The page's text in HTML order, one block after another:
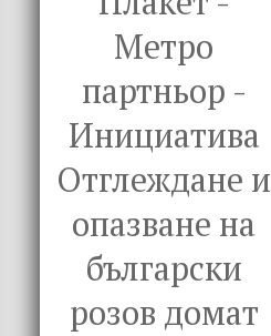
Метро
партньор -
Инициатива
Отглеждане и
опазване на
български
розов домат